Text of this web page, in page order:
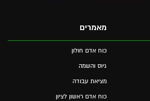
מאמרים
כוח אדם חולון
גיוס והשמה
מציאת עבודה
כוח אדם ראשון לציון